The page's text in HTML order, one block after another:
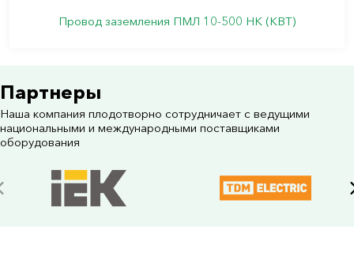
Провод заземления ПМЛ 10-500 НК (КВТ)
Партнеры
Наша компания плодотворно сотрудничает с ведущими
национальными и международными поставщиками
оборудования